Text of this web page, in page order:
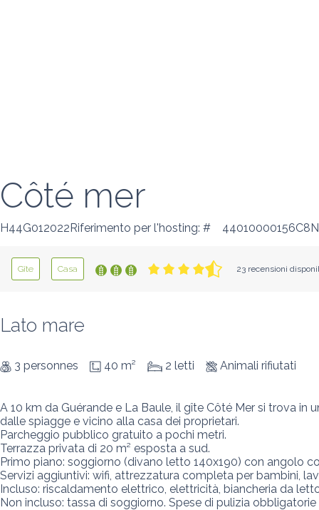
Côté mer
H44G012022Riferimento per l'hosting: #
Gîte Casa 23 recensioni
Lato mare
3 personnes 40 m² 2 letti Animali rifiutati
A 10 km da Guérande e La Baule, il gîte Côté Mer si trova
dalle spiagge e vicino alla casa dei proprietari.
Parcheggio pubblico gratuito a pochi metri.
Terrazza privata di 20 m² esposta a sud.
Primo piano: soggiorno (divano letto 140x190) con angolo
Servizi aggiuntivi: wifi, attrezzatura completa per bambini,
Incluso: riscaldamento elettrico, elettricità, biancheria da
Non incluso: tassa di soggiorno. Spese di pulizia